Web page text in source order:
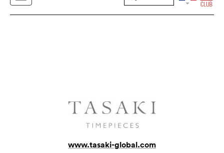
www.tasaki-global.com